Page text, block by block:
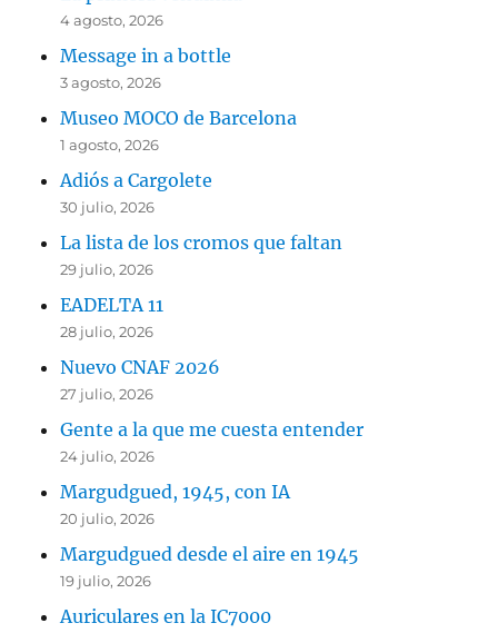
4 agosto, 2026
Message in a bottle
3 agosto, 2026
Museo MOCO de Barcelona
1 agosto, 2026
Adiós a Cargolete
30 julio, 2026
La lista de los cromos que faltan
29 julio, 2026
EADELTA 11
28 julio, 2026
Nuevo CNAF 2026
27 julio, 2026
Gente a la que me cuesta entender
24 julio, 2026
Margudgued, 1945, con IA
20 julio, 2026
Margudgued desde el aire en 1945
19 julio, 2026
Auriculares en la IC7000